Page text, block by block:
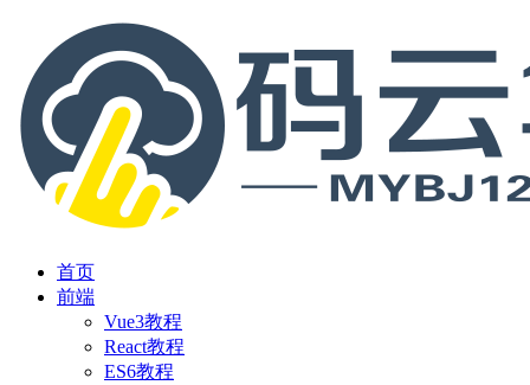
首页
前端
Vue3教程
React教程
ES6教程